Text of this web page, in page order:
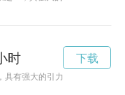
时
具有强大的引力吞噬一切物质
下载